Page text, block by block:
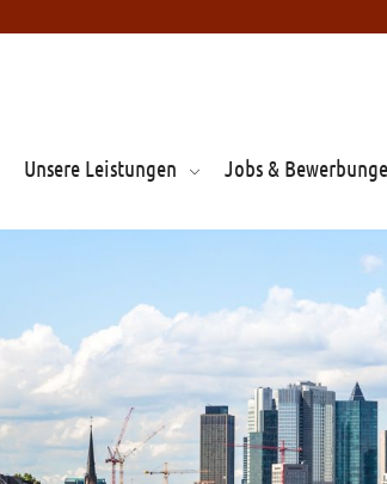
Unsere Leistungen Jobs &